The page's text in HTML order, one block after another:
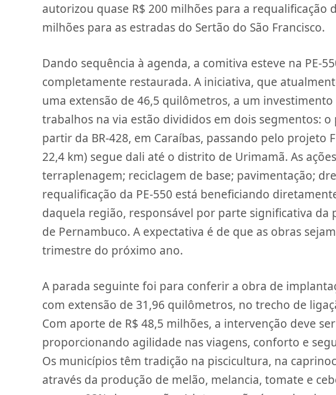
autorizou quase R$ 200 milhões para a requalificação
milhões para as estradas do Sertão do São Francisco.
Dando sequência à agenda, a comitiva esteve na PE-
completamente restaurada. A iniciativa, que
uma extensão de 46,5 quilômetros, a um investimento
trabalhos na via estão divididos em dois segmentos:
partir da BR-428, em Caraíbas, passando pelo projeto
22,4 km) segue dali até o distrito de Urimamã. As
terraplenagem; reciclagem de base; pavimentação;
requalificação da PE-550 está beneficiando
daquela região, responsável por parte significativa da
de Pernambuco. A expectativa é de que as obras
trimestre do próximo ano.
A parada seguinte foi para conferir a obra de
com extensão de 31,96 quilômetros, no trecho de
Com aporte de R$ 48,5 milhões, a intervenção deve
proporcionando agilidade nas viagens, conforto e
Os municípios têm tradição na piscicultura, na
através da produção de melão, melancia, tomate e